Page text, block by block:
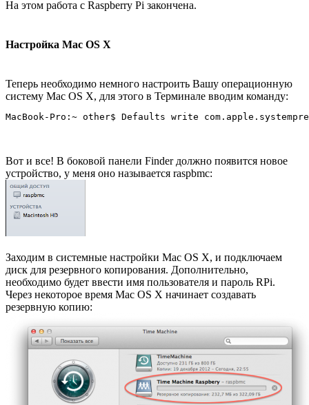
На этом работа с Raspberry Pi закончена.
Настройка Mac OS X
Теперь необходимо немного настроить Вашу операционную
систему Mac OS X, для этого в Терминале вводим команду:
Вот и все! В боковой панели Finder должно появится новое
устройство, у меня оно называется raspbmc:
Заходим в системные настройки Mac OS X, и подключаем
диск для резервного копирования. Дополнительно,
необходимо будет ввести имя пользователя и пароль RPi.
Через некоторое время Mac OS X начинает создавать
резервную копию: